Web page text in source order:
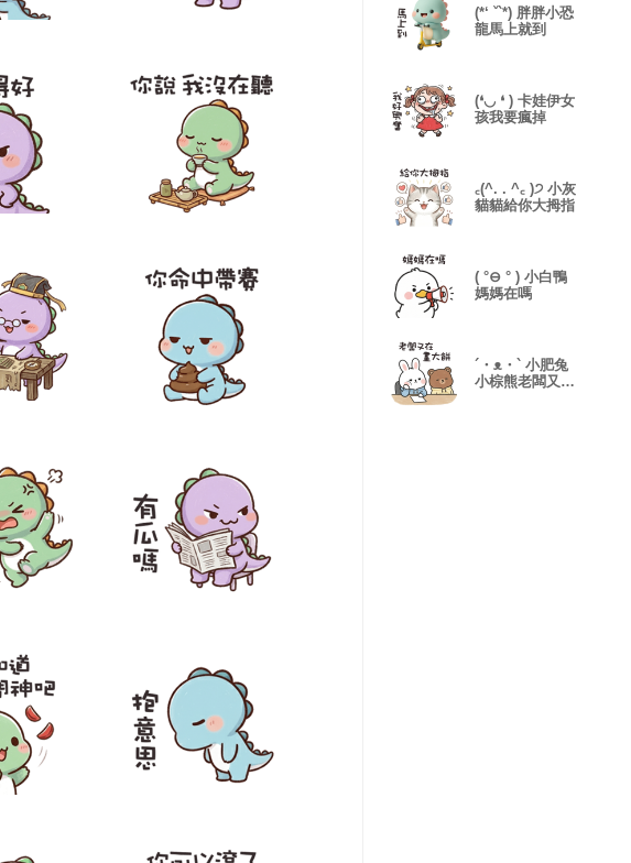
(*‘ ˇ`*) 胖胖小恐
龍馬上就到
(❛◡ ❛ ) 卡娃伊女
孩我要瘋掉
꜀(^. . ^꜀ )੭ 小灰
貓貓給你大拇指
( °⊖ ° ) 小白鴨
媽媽在嗎
´・ᴥ・` 小肥兔
小棕熊老闆又在